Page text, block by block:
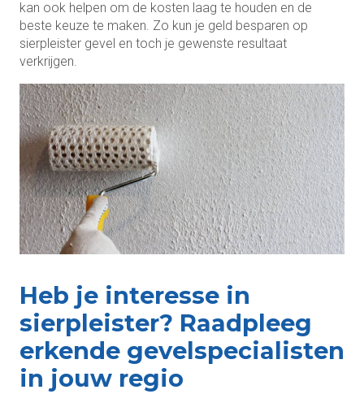
kan ook helpen om de kosten laag te houden en de
beste keuze te maken. Zo kun je geld besparen op
sierpleister gevel en toch je gewenste resultaat
verkrijgen.
Heb je interesse in
sierpleister? Raadpleeg
erkende gevelspecialisten
in jouw regio